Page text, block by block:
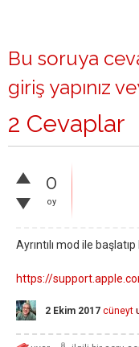
Bu soruya
giriş yapınız
2 Cevaplar
0
oy
Ayrıntılı mod ile
https://
2 Ekim 2017 cüneyt